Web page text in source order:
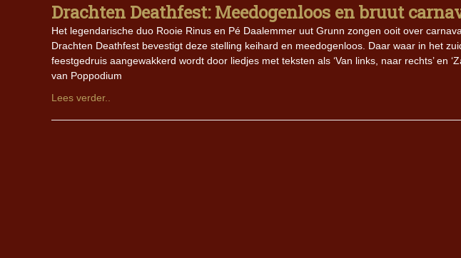
Drachten Deathfest: Meedogenloos en bruut
Het legendarische duo Rooie Rinus en Pé Daalemmer uut Grunn zongen ooit over
Drachten Deathfest bevestigt deze stelling keihard en meedogenloos. Daar waar in het
feestgedruis aangewakkerd wordt door liedjes met teksten als ‘Van links, naar rechts’ en
van Poppodium
Lees verder..